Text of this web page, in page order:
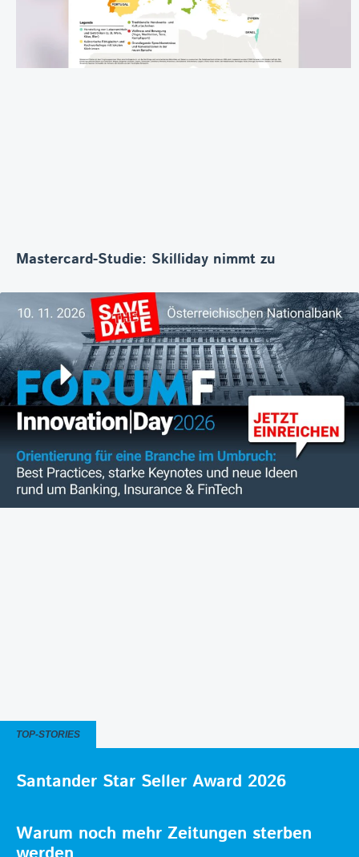
Mastercard-Studie: Skilliday nimmt zu
TOP-STORIES
Santander Star Seller Award 2026
Warum noch mehr Zeitungen sterben